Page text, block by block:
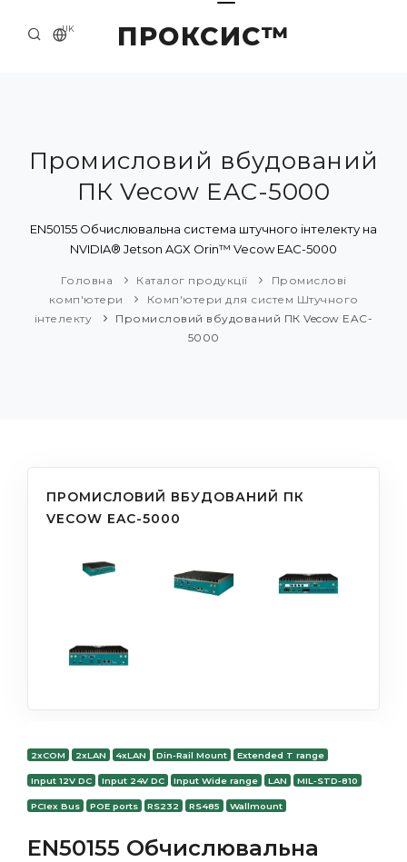
ПРОКСИС™
UK
ПРО НАС
ПРИКЛАДИ ТА РІШЕННЯ
КАТАЛОГ ПРОДУКЦІЇ
Промисловий вбудований
ПК Vecow EAC-5000
EN50155 Обчислювальна система штучного інтелекту на
NVIDIA® Jetson AGX Orin™ Vecow EAC-5000
Головна Каталог продукції
Промислові
комп'ютери
Комп'ютери для систем Штучного
інтелекту
Промисловий вбудований ПК Vecow EAC-
5000
ПРОМИСЛОВИЙ ВБУДОВАНИЙ ПК
VECOW EAC-5000
2xCOM 2xLAN 4xLAN Din-Rail Mount Extended T range
Input 12V DC Input 24V DC Input Wide range LAN MIL-STD-810
PCIex Bus POE ports RS232 RS485 Wallmount
EN50155 Обчислювальна